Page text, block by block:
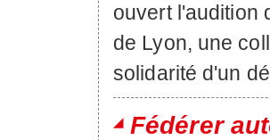
ouvert l'audition
de Lyon, une
solidarité d'un
Fédérer